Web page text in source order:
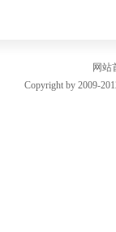
网站
Copyright by 2009-